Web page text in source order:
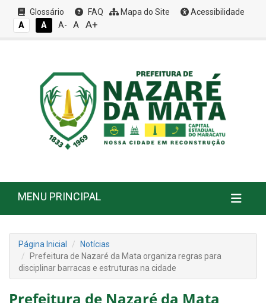
Glossário FAQ Mapa do Site
Acessibilidade
A
A A- A A+
MENU PRINCIPAL
Página Inicial
Notícias
Prefeitura de Nazaré da Mata organiza regras para
disciplinar barracas e estruturas na cidade
Prefeitura de Nazaré da Mata